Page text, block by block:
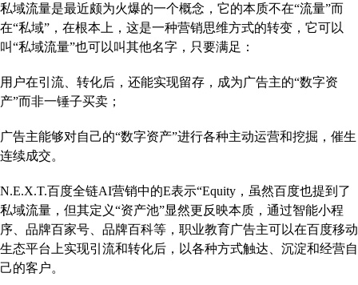
私域流量是最近颇为火爆的一个概念，它的本质不在“流量”而
在“私域”，在根本上，这是一种营销思维方式的转变，它可以
叫“私域流量”也可以叫其他名字，只要满足：
用户在引流、转化后，还能实现留存，成为广告主的“数字资
产”而非一锤子买卖；
广告主能够对自己的“数字资产”进行各种主动运营和挖掘，催生
连续成交。
N.E.X.T.百度全链AI营销中的E表示“Equity，虽然百度也提到了
私域流量，但其定义“资产池”显然更反映本质，通过智能小程
序、品牌百家号、品牌百科等，职业教育广告主可以在百度移动
生态平台上实现引流和转化后，以各种方式触达、沉淀和经营自
己的客户。